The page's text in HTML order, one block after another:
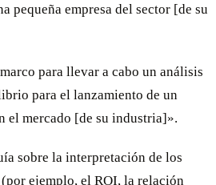
pequeña empresa del sector [de su
para llevar a cabo un análisis
para el lanzamiento de un
el mercado [de su industria]».
sobre la interpretación de los
ejemplo, el ROI, la relación